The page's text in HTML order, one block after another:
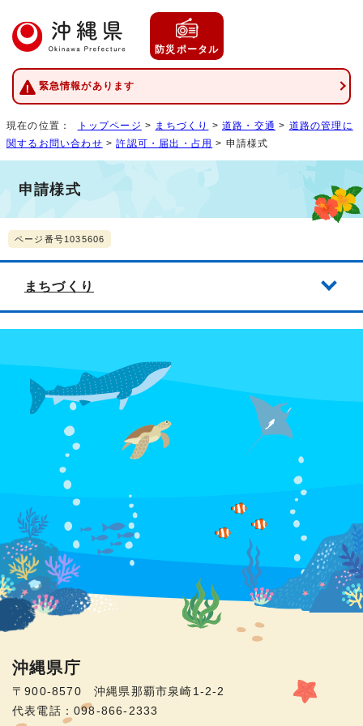
防災ポータル
緊急情報があります
現在の位置： トップページ > まちづくり >道路・交通 > 道路の管理に
関するお問い合わせ >許認可・届出・占用 > 申請様式
申請様式
ページ番号1035606
まちづくり
沖縄県庁
〒900-8570 沖縄県那覇市泉崎1-2-2
代表電話：098-866-2333